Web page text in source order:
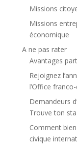
Missions
Missions
économique
A ne pas rater
Avantages
Rejoignez
l’Office
Demandeurs
Trouve ton
Comment
civique